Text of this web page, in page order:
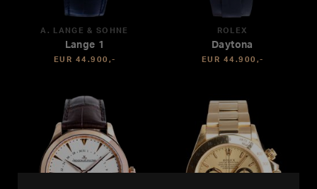
A. LANGE & SÖHNE
Lange 1
EUR 44.900,-
ROLEX
Daytona
EUR 44.900,-